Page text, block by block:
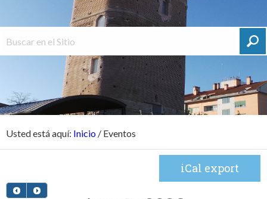
Usted está aquí: Inicio / Eventos
iCal export